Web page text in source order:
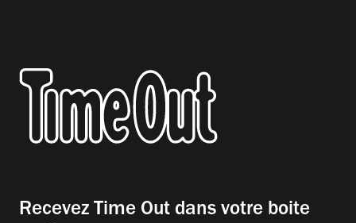
Recevez Time Out dans votre boite